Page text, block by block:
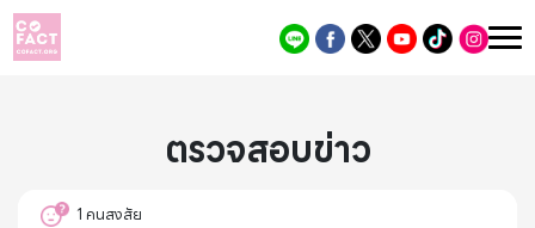
ตรวจสอบข่าว
1คนสงสัย